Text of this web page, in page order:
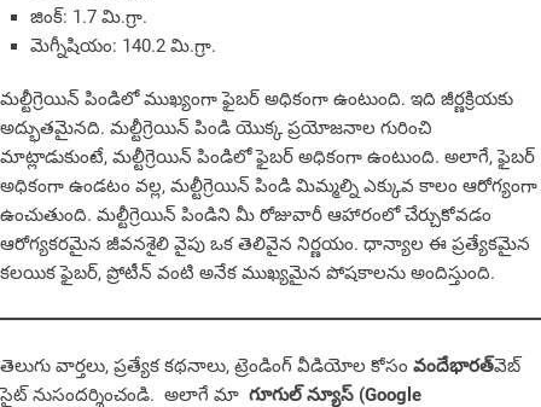
జింక్: 1.7 మి.గ్రా.
మెగ్నీషియం: 140.2 మి.గ్రా.
మల్టీగ్రెయిన్ పిండిలో ముఖ్యంగా ఫైబర్ అధికంగా ఉంటుంది. ఇది జీర్ణక్రియకు
అద్భుతమైనది. మల్టీగ్రెయిన్ పిండి యొక్క ప్రయోజనాల గురించి
మాట్లాడుకుంటే, మల్టీగ్రెయిన్ పిండిలో ఫైబర్ అధికంగా ఉంటుంది. అలాగే, ఫైబర్
అధికంగా ఉండటం వల్ల, మల్టీగ్రెయిన్ పిండి మిమ్మల్ని ఎక్కువ కాలం ఆరోగ్యంగా
ఉంచుతుంది. మల్టీగ్రెయిన్ పిండిని మీ రోజువారీ ఆహారంలో చేర్చుకోవడం
ఆరోగ్యకరమైన జీవనశైలి వైపు ఒక తెలివైన నిర్ణయం. ధాన్యాల ఈ ప్రత్యేకమైన
కలయిక ఫైబర్, ప్రోటీన్ వంటి అనేక ముఖ్యమైన పోషకాలను అందిస్తుంది.
తెలుగు వార్తలు, ప్రత్యేక కథనాలు, ట్రెండింగ్ వీడియోల కోసం వందేభారత్వెబ్
సైట్ నుసందర్శించండి. అలాగే మా గూగుల్ న్యూస్ (Google